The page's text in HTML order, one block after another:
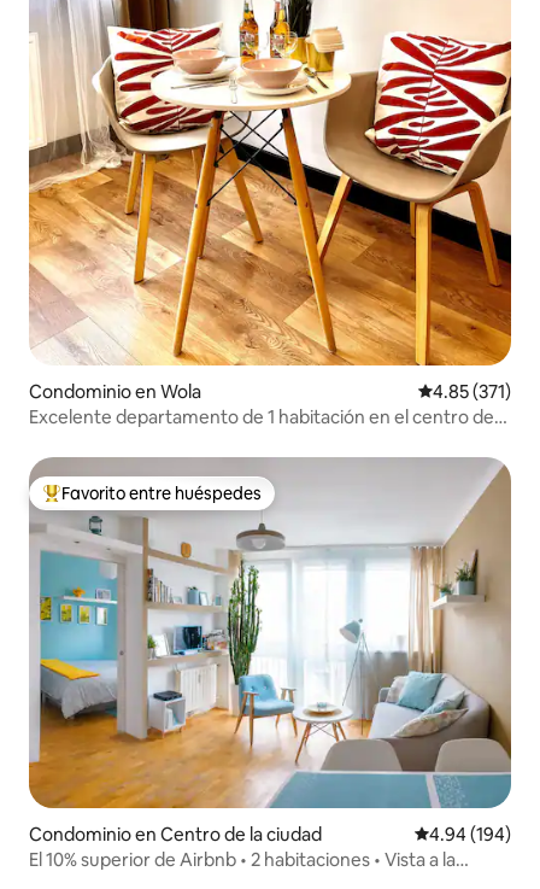
Condominio en Wola Calificación
4.85 (371)
Excelente departamento de 1 habitación en el centro de
De los mejores en Favorito entre huéspedes
Favorito entre huéspedes
Condominio en Centro de la ciudad Calificación
4.94 (194)
El 10% superior de Airbnb • 2 habitaciones • Vista a la